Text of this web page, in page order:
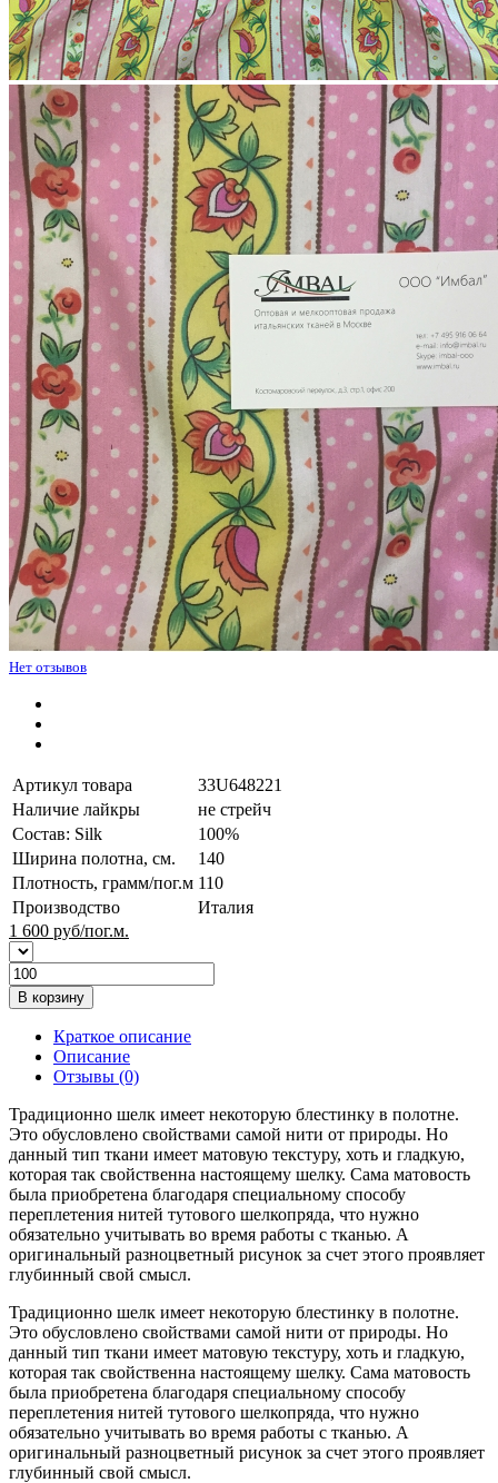
Нет отзывов
Артикул товара
33U648221
Наличие лайкры
не стрейч
Состав: Silk
100%
Ширина полотна, см.
140
Плотность, грамм/пог.м 110
Производство
Италия
1 600 руб/пог.м.
В корзину
Краткое описание
Описание
Отзывы (0)
Традиционно шелк имеет некоторую блестинку в полотне.
Это обусловлено свойствами самой нити от природы. Но
данный тип ткани имеет матовую текстуру, хоть и гладкую,
которая так свойственна настоящему шелку. Сама матовость
была приобретена благодаря специальному способу
переплетения нитей тутового шелкопряда, что нужно
обязательно учитывать во время работы с тканью. А
оригинальный разноцветный рисунок за счет этого проявляет
глубинный свой смысл.
Традиционно шелк имеет некоторую блестинку в полотне.
Это обусловлено свойствами самой нити от природы. Но
данный тип ткани имеет матовую текстуру, хоть и гладкую,
которая так свойственна настоящему шелку. Сама матовость
была приобретена благодаря специальному способу
переплетения нитей тутового шелкопряда, что нужно
обязательно учитывать во время работы с тканью. А
оригинальный разноцветный рисунок за счет этого проявляет
глубинный свой смысл.